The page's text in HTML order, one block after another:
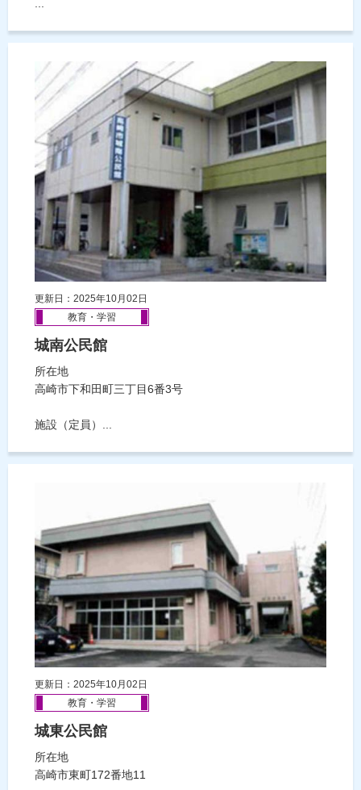
更新日：2025年10月02日
教育・学習
城南公民館
所在地
高崎市下和田町三丁目6番3号
施設（定員）...
更新日：2025年10月02日
教育・学習
城東公民館
所在地
高崎市東町172番地11